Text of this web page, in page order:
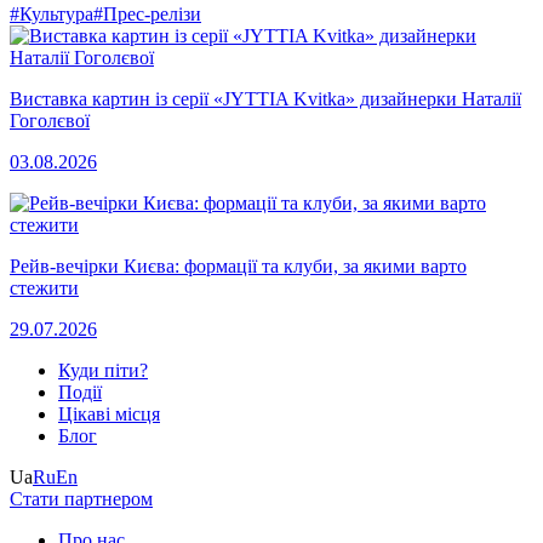
#Культура#Прес-релізи
Виставка картин із серії «JYTTIA Kvitka» дизайнерки Наталії
Гоголєвої
03.08.2026
Рейв-вечірки Києва: формації та клуби, за якими варто
стежити
29.07.2026
Куди піти?
Події
Цікаві місця
Блог
UaRuEn
Стати партнером